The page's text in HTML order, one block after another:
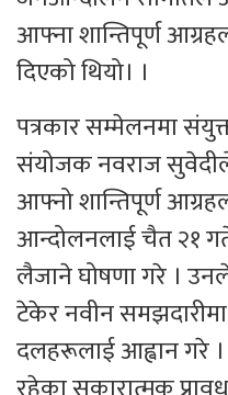
आफ्ना शान्तिपूर्ण
दिएको थियो। ।
पत्रकार सम्मेलनमा
संयोजक नवराज
आफ्नो शान्तिपूर्ण
आन्दोलनलाई चैत २१
लैजाने घोषणा गरे ।
टेकेर नवीन
दलहरूलाई आह्वान गरे